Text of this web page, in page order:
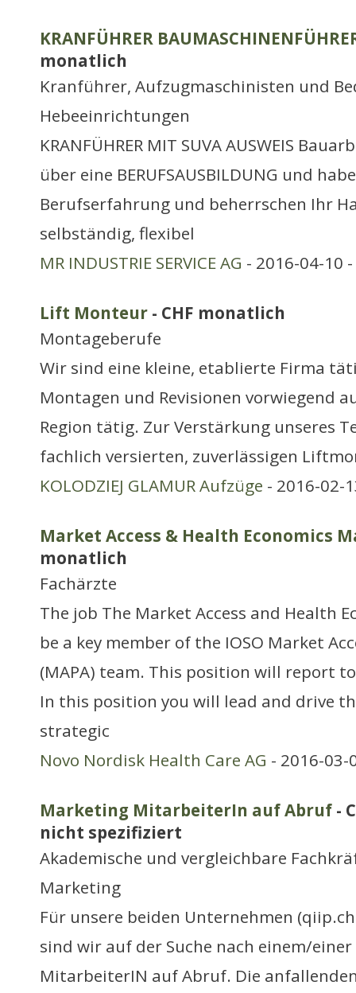
KRANFÜHRER
monatlich
Kranführer, Aufzugmaschinisten und
Hebeeinrichtungen
KRANFÜHRER MIT SUVA AUSWEIS
über eine BERUFSAUSBILDUNG und
Berufserfahrung und beherrschen Ihr
selbständig, flexibel
MR INDUSTRIE SERVICE AG - 2016-04-10 -
Lift Monteur - CHF monatlich
Montageberufe
Wir sind eine kleine, etablierte Firma
Montagen und Revisionen vorwiegend
Region tätig. Zur Verstärkung unseres
fachlich versierten, zuverlässigen
KOLODZIEJ GLAMUR Aufzüge - 2016-02-
Market Access & Health Economics
monatlich
Fachärzte
The job The Market Access and Health
be a key member of the IOSO Market
(MAPA) team. This position will report
In this position you will lead and drive
strategic
Novo Nordisk Health Care AG - 2016-
Marketing MitarbeiterIn auf Abruf -
nicht spezifiziert
Akademische und vergleichbare
Marketing
Für unsere beiden Unternehmen
sind wir auf der Suche nach einem/
MitarbeiterIN auf Abruf. Die